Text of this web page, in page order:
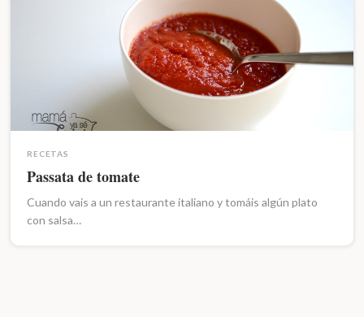
RECETAS
Passata de tomate
Cuando vais a un restaurante italiano y tomáis algún plato
con salsa…